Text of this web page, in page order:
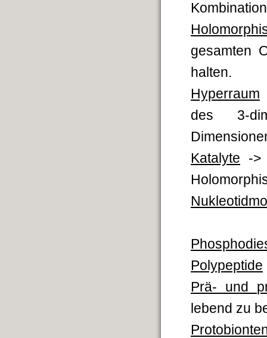
gesamten
halten.
Hyperraum
des 3-
Katalyte ->
Polypeptide
Prä- und
lebend zu